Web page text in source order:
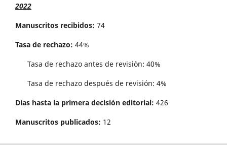
2022
Manuscritos recibidos: 74
Tasa de rechazo: 44%
Tasa de rechazo antes de revisi´on: 40%
Tasa de rechazo después de revisión: 4%
Días hasta la primera decisión editorial: 426
Manuscritos publicados: 12